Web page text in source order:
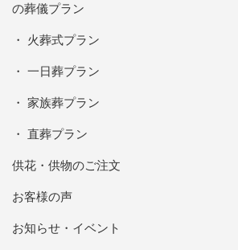
の葬儀プラン
火葬式プラン
一日葬プラン
家族葬プラン
直葬プラン
供花・供物のご注文
お客様の声
お知らせ・イベント